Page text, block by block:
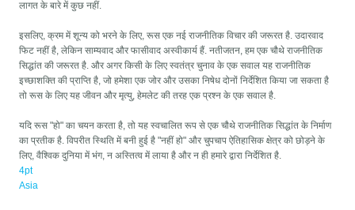
लागत के बारे में कुछ नहीं.
इसलिए, क्रम में शून्य को भरने के लिए, रूस एक नई राजनीतिक विचार की जरूरत है. उदारवाद
फिट नहीं है, लेकिन साम्यवाद और फासीवाद अस्वीकार्य हैं. नतीजतन, हम एक चौथे राजनीतिक
सिद्धांत की जरूरत है. और अगर किसी के लिए स्वतंत्र चुनाव के एक सवाल यह राजनीतिक
इच्छाशक्ति की प्राप्ति है, जो हमेशा एक जोर और उसका निषेध दोनों निर्देशित किया जा सकता है
तो रूस के लिए यह जीवन और मृत्यु, हेमलेट की तरह एक प्रश्न के एक सवाल है.
यदि रूस "हो" का चयन करता है, तो यह स्वचालित रूप से एक चौथे राजनीतिक सिद्धांत के निर्माण
का प्रतीक है. विपरीत स्थिति में बनी हुई है "नहीं हो" और चुपचाप ऐतिहासिक क्षेत्र को छोड़ने के
लिए, वैश्विक दुनिया में भंग, न अस्तित्व में लाया है और न ही हमारे द्वारा निर्देशित है.
4pt
Asia